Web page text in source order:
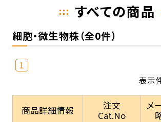
すべての商品
細胞・微生物株（全0件）
1
表示
商品詳細情報
注文
Cat.No
メ